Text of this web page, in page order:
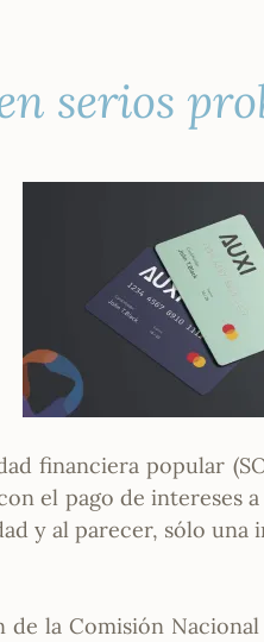
serios
financiera popular
el pago de intereses
y al parecer, sólo
la Comisión